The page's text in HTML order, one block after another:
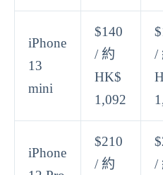
iPhone
13
mini
$140
/ 約
HK$
1,092
/
iPhone
$210
/ 約
/